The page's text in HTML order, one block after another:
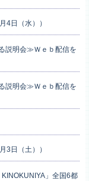
4日（水））
説明会≫Ｗｅｂ配信を
説明会≫Ｗｅｂ配信を
3日（土））
」全国6都